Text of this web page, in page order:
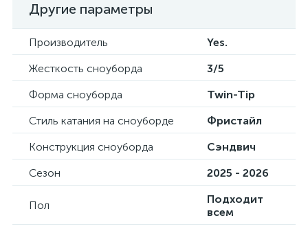
Другие параметры
Производитель
Yes.
Жесткость сноуборда
3/5
Форма сноуборда
Twin-Tip
Стиль катания на сноуборде
Фристайл
Конструкция сноуборда
Сэндвич
Сезон
2025 - 2026
Пол
Подходит
всем